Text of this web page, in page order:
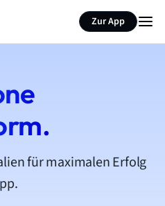
Zur App
für maximalen Erfolg